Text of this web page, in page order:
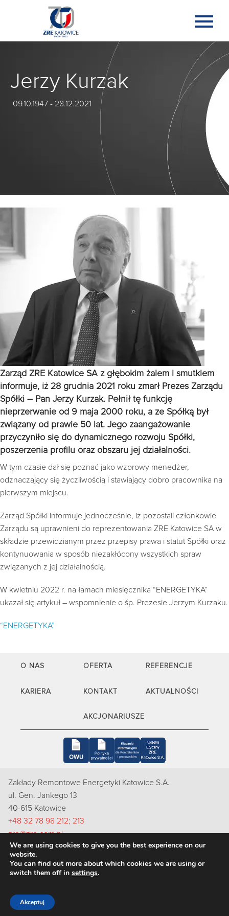
Jerzy Kurzak
09.10.1947 - 28.12.2021
Zarząd ZRE Katowice SA z głębokim żalem i smutkiem
informuje, iż 28 grudnia 2021 roku zmarł Prezes Zarządu
Spółki – Pan Jerzy Kurzak. Pełnił tę funkcję
nieprzerwanie od 9 maja 2000 roku, a ze Spółką był
związany od prawie 50 lat. Jego zaangażowanie
przyczyniło się do dynamicznego rozwoju Spółki,
poszerzenia profilu oraz obszaru jej działalności.
W tym czasie dał się poznać jako wzorowy menedżer,
odznaczający się życzliwością i stawiający dobro pracownika na
pierwszym miejscu.
Zarząd Spółki informuje jednocześnie, iż pozostali członkowie
Zarządu są uprawnieni do reprezentowania ZRE Katowice SA w
składzie przewidzianym przez przepisy prawa i statut Spółki oraz
kontynuowania w sposób niezakłócony wszystkich spraw
związanych z jej działalnością.
W kwietniu 2022 r. na łamach miesięcznika “ENERGETYKA”
ukazał się artykuł – wspomnienie o śp. Prezesie Jerzym Kurzaku.
“ENERGETYKA”
O NAS OFERTA REFERENCJE
KARIERA KONTAKT AKTUALNOŚCI
AKCJONARIUSZE
Zakłady Remontowe Energetyki Katowice S.A.
ul. Gen. Jankego 13
40-615 Katowice
+48 32 78 98 212; 213
zre@zre.com.pl
Inspektorem Ochrony Danych Osobowych w ZRE Katowice
S.A. jest Pani Natalia Bugajska-Skut, e-mail: rodo@zre.com.pl
We are using cookies to give you the best experience on our
website.
You can find out more about which cookies we are using or
switch them off in settings.
Akceptuj